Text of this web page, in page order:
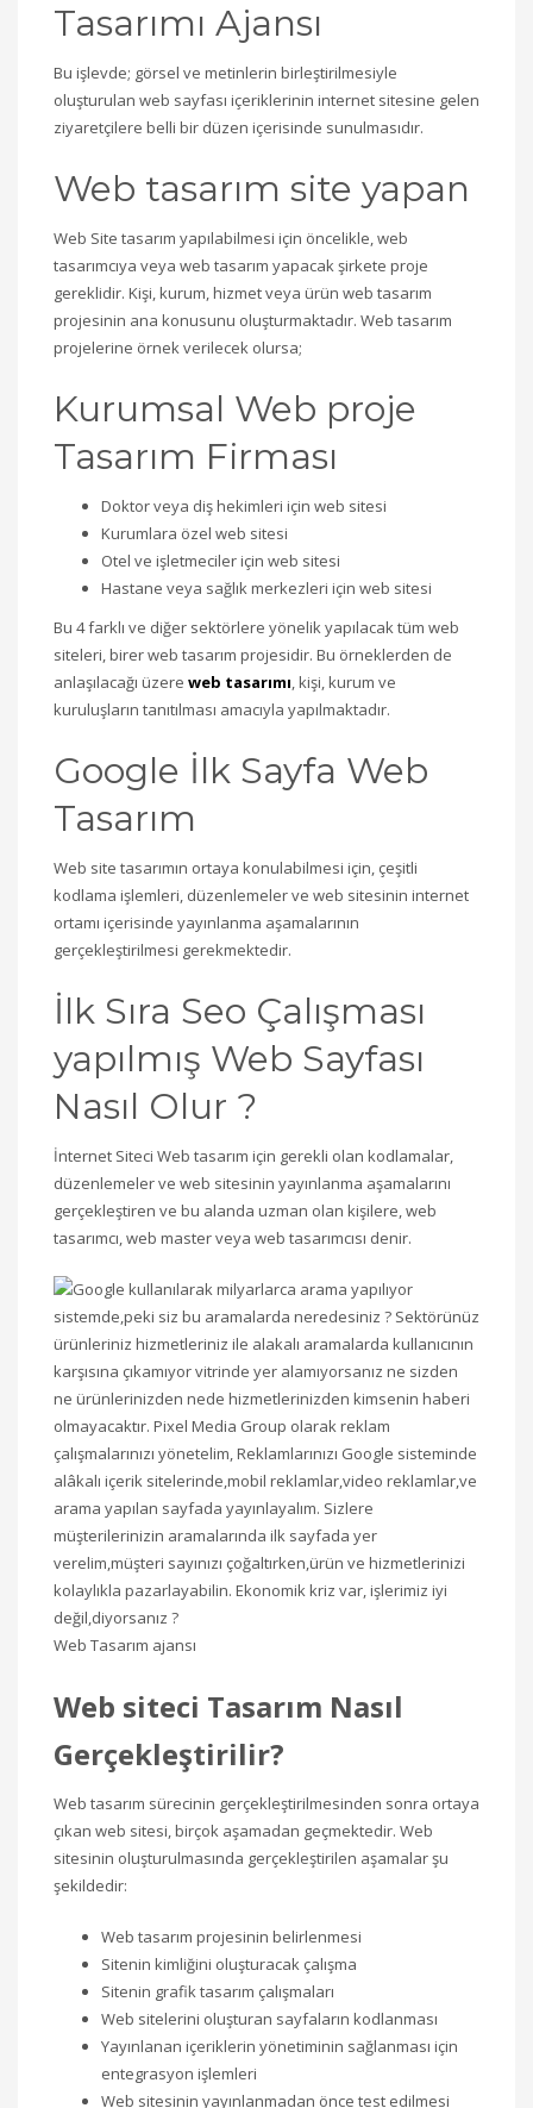
Tasarımı Ajansı
Bu işlevde; görsel ve metinlerin birleştirilmesiyle
oluşturulan web sayfası içeriklerinin internet sitesine gelen
ziyaretçilere belli bir düzen içerisinde sunulmasıdır.
Web tasarım site yapan
Web Site tasarım yapılabilmesi için öncelikle, web
tasarımcıya veya web tasarım yapacak şirkete proje
gereklidir. Kişi, kurum, hizmet veya ürün web tasarım
projesinin ana konusunu oluşturmaktadır. Web tasarım
projelerine örnek verilecek olursa;
Kurumsal Web proje
Tasarım Firması
Doktor veya diş hekimleri için web sitesi
Kurumlara özel web sitesi
Otel ve işletmeciler için web sitesi
Hastane veya sağlık merkezleri için web sitesi
Bu 4 farklı ve diğer sektörlere yönelik yapılacak tüm web
siteleri, birer web tasarım projesidir. Bu örneklerden de
anlaşılacağı üzere web tasarımı, kişi, kurum ve
kuruluşların tanıtılması amacıyla yapılmaktadır.
Google İlk Sayfa Web
Tasarım
Web site tasarımın ortaya konulabilmesi için, çeşitli
kodlama işlemleri, düzenlemeler ve web sitesinin internet
ortamı içerisinde yayınlanma aşamalarının
gerçekleştirilmesi gerekmektedir.
İlk Sıra Seo Çalışması
yapılmış Web Sayfası
Nasıl Olur ?
İnternet Siteci Web tasarım için gerekli olan kodlamalar,
düzenlemeler ve web sitesinin yayınlanma aşamalarını
gerçekleştiren ve bu alanda uzman olan kişilere, web
tasarımcı, web master veya web tasarımcısı denir.
Web Tasarım ajansı
Web siteci Tasarım Nasıl
Gerçekleştirilir?
Web tasarım sürecinin gerçekleştirilmesinden sonra ortaya
çıkan web sitesi, birçok aşamadan geçmektedir. Web
sitesinin oluşturulmasında gerçekleştirilen aşamalar şu
şekildedir:
Web tasarım projesinin belirlenmesi
Sitenin kimliğini oluşturacak çalışma
Sitenin grafik tasarım çalışmaları
Web sitelerini oluşturan sayfaların kodlanması
Yayınlanan içeriklerin yönetiminin sağlanması için
entegrasyon işlemleri
Web sitesinin yayınlanmadan önce test edilmesi